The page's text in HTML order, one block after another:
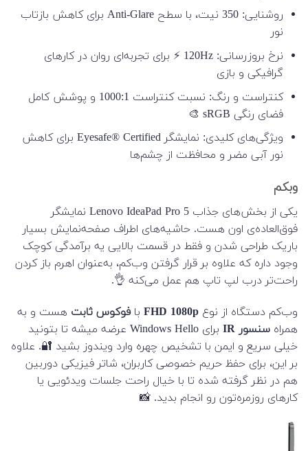
روشنایی: 350 نیت، با سطح Anti-Glare برای کاهش بازتاب
نور
نرخ بروزرسانی: 120Hz ⚡ برای تجربه‌ای روان در کارهای
گرافیکی و بازی
کنتراست و رنگ: نسبت کنتراست 1000:1 و پوشش کامل
فضای رنگی sRGB 🎨
ویژگی‌های کلیدی: نمایشگر Eyesafe® Certified برای کاهش
نور آبی مضر و محافظت از چشم‌ها
وبکم
یکی از بخش‌های جذاب Lenovo IdeaPad Pro 5 نمایشگر
فوق‌العاده‌ی اون هست. حاشیه‌های اطراف صفحه‌نمایش بسیار
باریک طراحی شدن و فقط در قسمت بالایی یه برآمدگی کوچک
وجود داره که علاوه بر قرار گرفتن وب‌کم، به‌عنوان اهرم باز کردن
راحت‌تر درب لپ تاپ هم عمل می‌کنه 👌.
وب‌کم دستگاه از نوع FHD 1080p بافوکوس ثابت هست و به
همراه سنسور IR
برای Windows Hello عرضه میشه تا بتونید
خیلی سریع و ایمن با تشخیص چهره وارد ویندوز بشید 🔐. علاوه
بر این، برای حفظ حریم خصوصی کاربران، شاتر فیزیکی دوربین
هم در نظر گرفته شده تا با خیال راحت جلسات ویدئویی یا
کارهای روزمره‌تون رو انجام بدید. 📸